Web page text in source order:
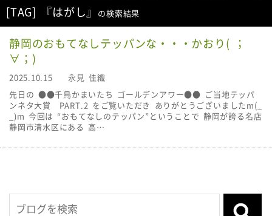
[TAG] 『はがし』 の検索結果
静岡のおもてなしテッパンな・・・かおり( ；
∀；)
2025.10.15
永見 佳織
先日の ●●千鳥かまいたち ゴールデンアワー●● ご当地テッパ
ンネタ大賞 PART.2 をご覧いただき ありがとうございましたm(_
_)m 今回は “おもてなしのテッパン”ということで 静岡が誇る名店
静岡市清水区にある 高…